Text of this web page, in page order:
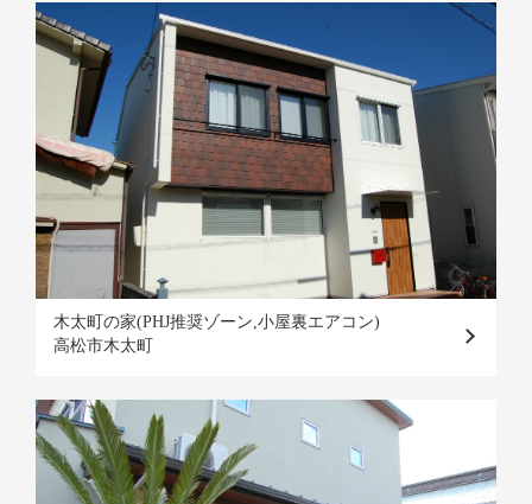
木太町の家(PHJ推奨ゾーン,小屋裏エアコン)
高松市木太町